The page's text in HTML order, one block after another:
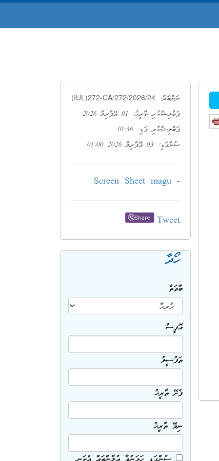
ނަންބަރު: (IUL)272-CA/272/2026/24
ޕަބްލިޝްކުރި ތާރީޚު: 01 އޭޕްރިލް 2026
ޕަބްލިޝްކުރި ގަޑި: 10:36
ސުންގަޑި: 03 އޭޕްރިލް 2026 01:00
-
Screen Sheet magu
Tweet
Share
ހޯދާ
ބާވަތް
އޮފީސް
ތަފުސީލު
ފެށޭ ތާރީޚު
ނިމޭ ތާރީޚު